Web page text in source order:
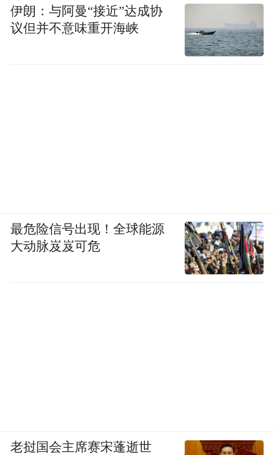
伊朗：与阿曼“接近”达成协
议但并不意味重开海峡
最危险信号出现！全球能源
大动脉岌岌可危
老挝国会主席赛宋蓬逝世